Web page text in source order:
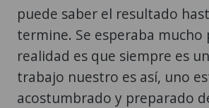
puede saber el resultado
termine. Se esperaba mucho
realidad es que siempre es
trabajo nuestro es así, uno
acostumbrado y preparado